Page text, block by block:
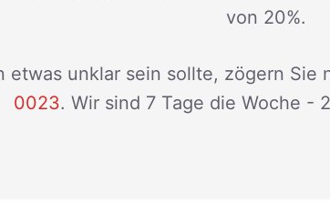
von 20%.
etwas unklar sein sollte, zögern Sie
0023. Wir sind 7 Tage die Woche -